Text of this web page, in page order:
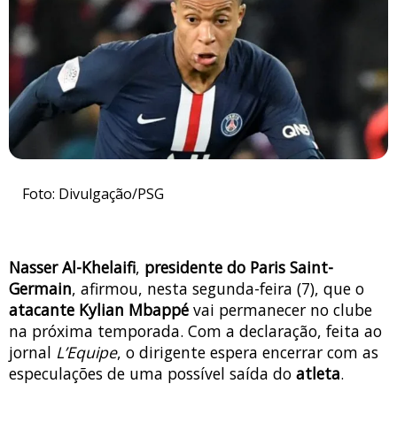
Foto: Divulgação/PSG
Nasser Al-Khelaifi, presidente do Paris Saint-
Germain, afirmou, nesta segunda-feira (7), que o
atacante Kylian Mbappé vai permanecer no clube
na próxima temporada. Com a declaração, feita ao
jornal L’Equipe, o dirigente espera encerrar com as
especulações de uma possível saída do atleta.